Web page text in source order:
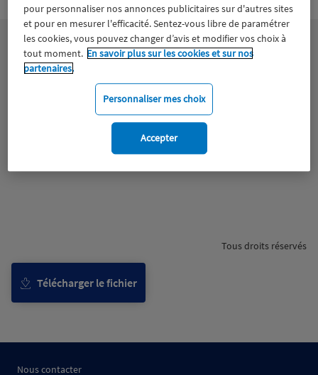
sources
Télécharger le fichier
Tous droits réservés
Nous contacter
pour personnaliser nos annonces publicitaires sur d'autres sites
et pour en mesurer l'efficacité. Sentez-vous libre de paramétrer
les cookies, vous pouvez changer d’avis et modifier vos choix à
tout moment. En savoir plus sur les cookies et sur nos
partenaires.
Personnaliser mes choix
Accepter